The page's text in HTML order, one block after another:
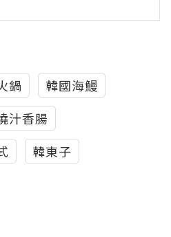
鍋
韓國海鰻
汁香腸
韓東子